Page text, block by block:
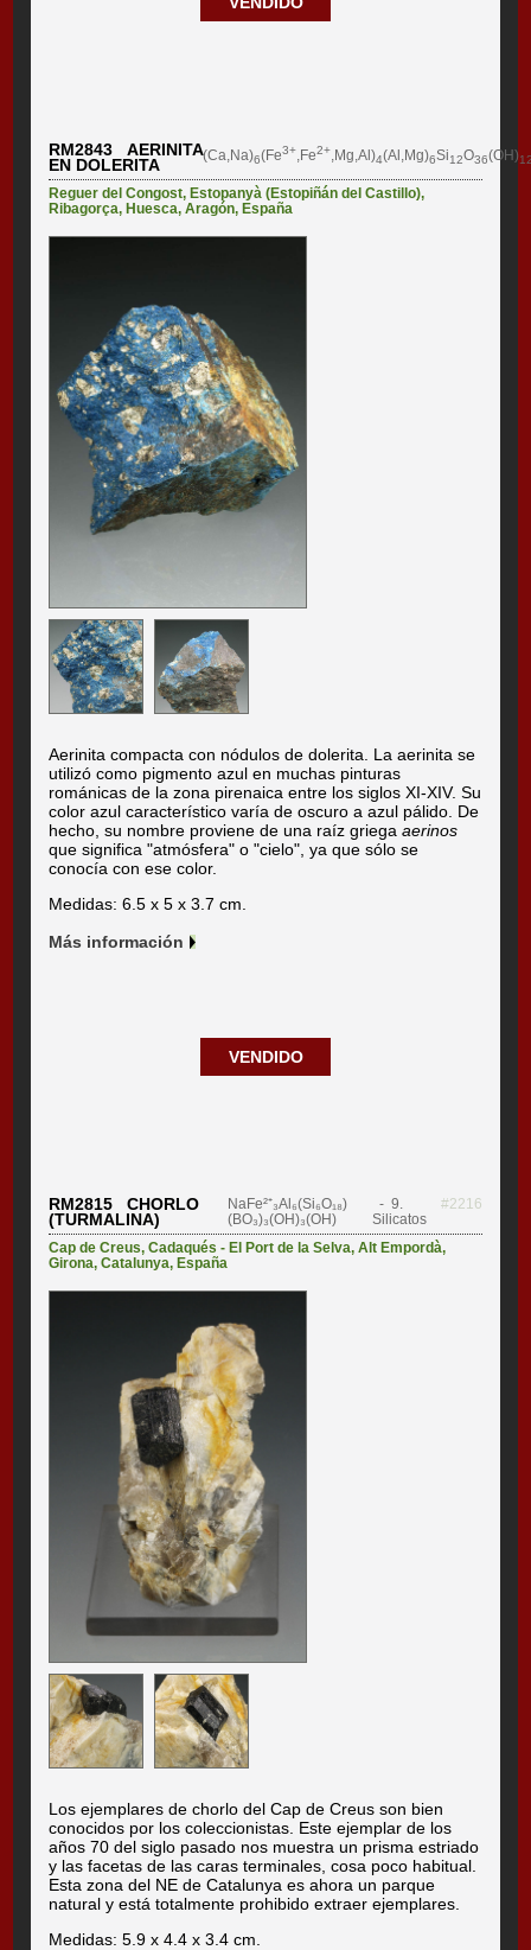
RM2843 AERINITA
EN DOLERITA
(Ca,Na)6(Fe3+,Fe2+,Mg,Al)4(Al,Mg)6Si12O36(OH)
Reguer del Congost, Estopanyà (Estopiñán del Castillo),
Ribagorça, Huesca,Aragón, España
Aerinita compacta con nódulos de dolerita. La aerinita se
utilizó como pigmento azul en muchas pinturas
románicas de la zona pirenaica entre los siglos XI-XIV. Su
color azul característico varía de oscuro a azul pálido. De
hecho, su nombre proviene de una raíz griegaaerinos
que significa "atmósfera" o "cielo", ya que sólo se
conocía con ese color.
Medidas: 6.5 x 5 x 3.7 cm.
Más información
VENDIDO
RM2815 CHORLO
(TURMALINA)
NaFe²⁺₃Al₆(Si₆O₁₈)
(BO₃)₃(OH)₃(OH)
- 9.
Silicatos
#2216
Cap de Creus,Cadaqués - El Port de la Selva,Alt Empordà,
Girona,Catalunya, España
Los ejemplares de chorlo del Cap de Creus son bien
conocidos por los coleccionistas. Este ejemplar de los
años 70 del siglo pasado nos muestra un prisma estriado
y las facetas de las caras terminales, cosa poco habitual.
Esta zona del NE de Catalunya es ahora un parque
natural y está totalmente prohibido extraer ejemplares.
Medidas: 5.9 x 4.4 x 3.4 cm.